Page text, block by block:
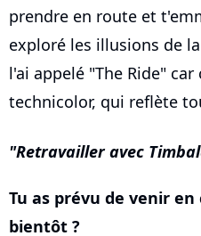
prendre en route et
exploré les illusions de
l'ai appelé "The Ride"
technicolor, qui reflète
Retravailler avec
Tu as prévu de venir
bientôt ?